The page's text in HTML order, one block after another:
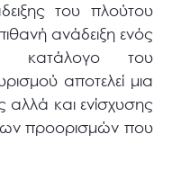
του πλούτου
ανάδειξη ενός
κατάλογο του
αποτελεί μια
αλλά και ενίσχυσης
προορισμών που